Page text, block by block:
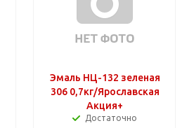
Эмаль НЦ-132 зеленая
306 0,7кг/Ярославская
Акция+
Достаточно